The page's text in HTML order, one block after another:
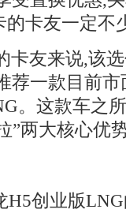
的卡友一定不
卡友来说,该
荐一款目前
。这款车之
”两大核心优
H5创业版